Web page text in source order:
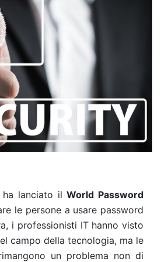
ha lanciato ilWorld Password
le persone a usare password
i professionisti IT hanno visto
campo della tecnologia, ma le
un problema non di